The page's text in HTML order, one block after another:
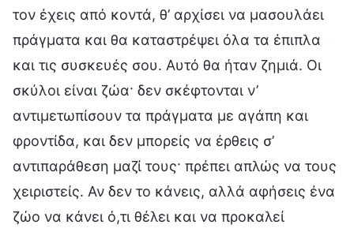
τον έχεις από κοντά, θ’ αρχίσει να μασουλάει
πράγματα και θα καταστρέψει όλα τα έπιπλα
και τις συσκευές σου. Αυτό θα ήταν ζημιά. Οι
σκύλοι είναι ζώα· δεν σκέφτονται ν’
αντιμετωπίσουν τα πράγματα με αγάπη και
φροντίδα, και δεν μπορείς να έρθεις σ’
αντιπαράθεση μαζί τους· πρέπει απλώς να τους
χειριστείς. Αν δεν το κάνεις, αλλά αφήσεις ένα
ζώο να κάνει ό,τι θέλει και να προκαλεί